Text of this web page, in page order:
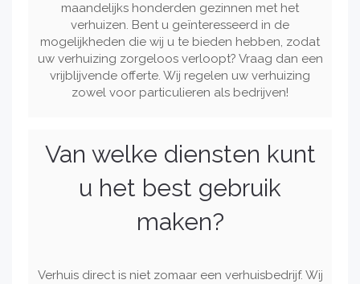
maandelijks honderden gezinnen met het
verhuizen. Bent u geïnteresseerd in de
mogelijkheden die wij u te bieden hebben, zodat
uw verhuizing zorgeloos verloopt? Vraag dan een
vrijblijvende offerte. Wij regelen uw verhuizing
zowel voor particulieren als bedrijven!
Van welke diensten kunt
u het best gebruik
maken?
Verhuis direct is niet zomaar een verhuisbedrijf. Wij